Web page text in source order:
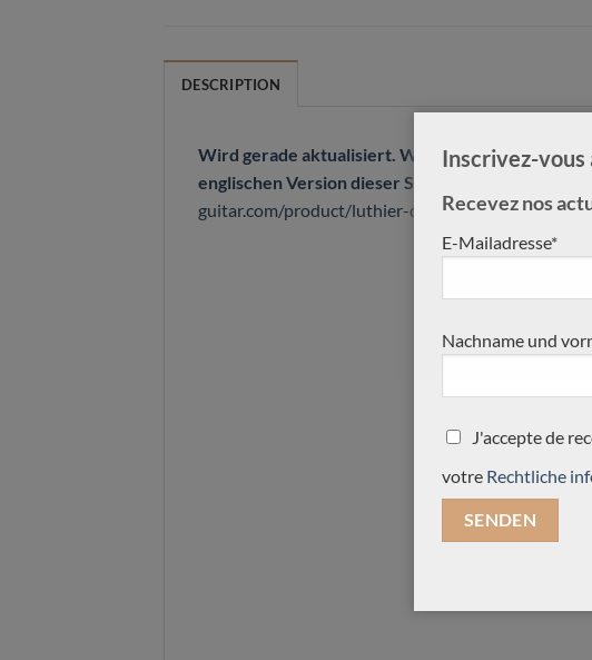
DESCRIPTION
Wird gerade aktualisiert. Weitere Informationen
englischen Version dieser Seite :
guitar.com/product/luthier-dominik-wurth-
Inscrivez-
Recevez nos
E-Mailadresse*
Nachname und
J'accepte de
votre Rechtliche